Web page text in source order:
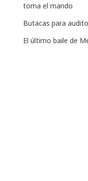
toma el mando
Butacas para
El último baile de